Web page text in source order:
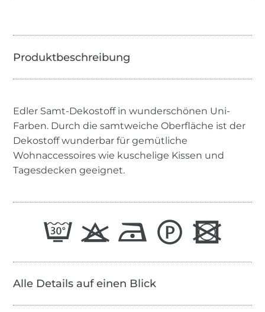
Edler Samt-Dekostoff in wunderschönen Uni-
Farben. Durch die samtweiche Oberfläche ist der
Dekostoff wunderbar für gemütliche
Wohnaccessoires wie kuschelige Kissen und
Tagesdecken geeignet.
Alle Details auf einen Blick